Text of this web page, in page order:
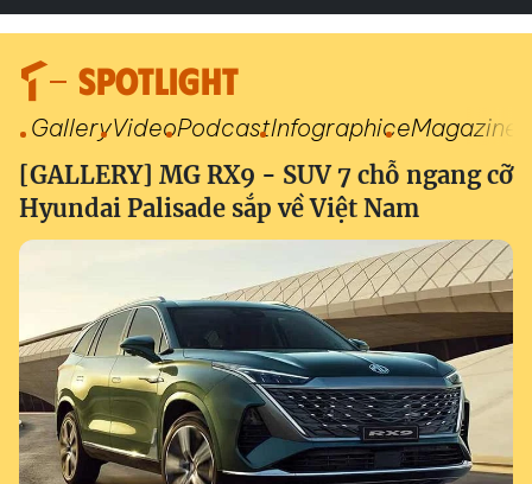
SPOTLIGHT
GalleryVideoPodcastInfographiceMagazine
[GALLERY] MG RX9 - SUV 7 chỗ ngang cỡ
Hyundai Palisade sắp về Việt Nam